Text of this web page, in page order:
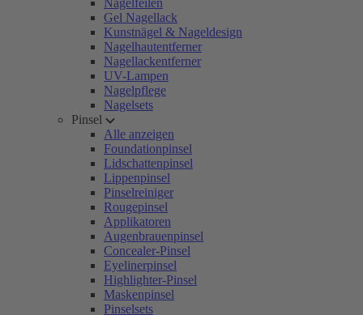
Nagelfeilen
Gel Nagellack
Kunstnägel & Nageldesign
Nagelhautentferner
Nagellackentferner
UV-Lampen
Nagelpflege
Nagelsets
Pinsel
Alle anzeigen
Foundationpinsel
Lidschattenpinsel
Lippenpinsel
Pinselreiniger
Rougepinsel
Applikatoren
Augenbrauenpinsel
Concealer-Pinsel
Eyelinerpinsel
Highlighter-Pinsel
Maskenpinsel
Pinselsets